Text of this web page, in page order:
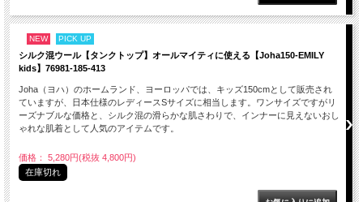
NEW PICK UP
シルク混ウール【タンクトップ】オールマイティに使える【Joha150-EMILY
kids】76981-185-413
Joha（ヨハ）のホームランド、ヨーロッパでは、キッズ150cmとして販売され
ていますが、日本仕様のレディースSサイズに相当します。ワンサイズですがリ
ーズナブルな価格と、シルク混の滑らかな肌さわりで、インナーに見えないおし
ゃれな肌着として人気のアイテムです。
価格： 5,280円(税抜 4,800円)
在庫切れ